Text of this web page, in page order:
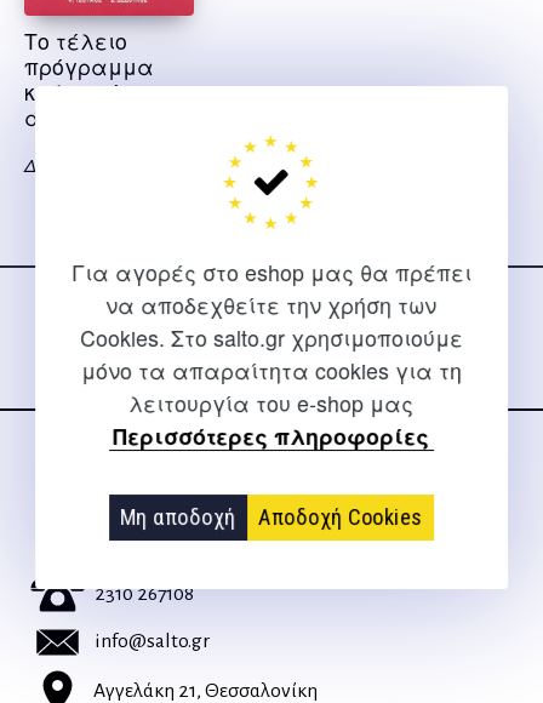
Για αγορές στο eshop μας θα πρέπει
να αποδεχθείτε την χρήση των
Cookies. Στο salto.gr χρησιμοποιούμε
μόνο τα απαραίτητα cookies για τη
λειτουργία του e-shop μας
Περισσότερες πληροφορίες
Μη αποδοχή Αποδοχή Cookies
Το τέλειο
πρόγραμμα
κοιλιακών για
άνδρες
Δεδούκος Σ., Τσούμος Φ.
στα social media
Για διευκρινίσεις και υποστήριξη παραγγελιών μέσω του
2310 267108
info@salto.gr
Αγγελάκη 21, Θεσσαλονίκη